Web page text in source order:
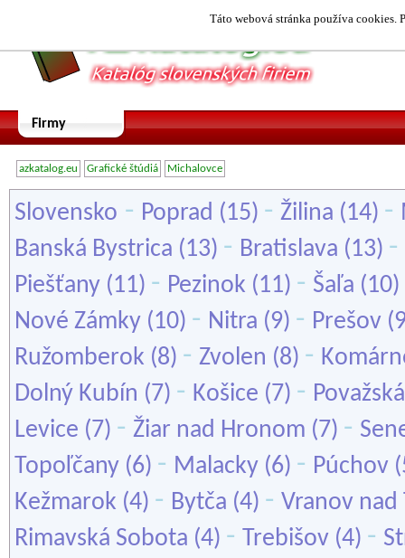
Táto webová stránka používa cookies.
Firmy
azkatalog.eu Grafické štúdiá Michalovce
Slovensko - Poprad (15) - Žilina (14) -
Banská Bystrica (13) - Bratislava (13) -
Piešťany (11) - Pezinok (11) - Šaľa (10)
Nové Zámky (10) - Nitra (9) - Prešov
Ružomberok (8) - Zvolen (8) -
Dolný Kubín (7) - Košice (7) -
Levice (7) - Žiar nad Hronom (7) -
Topoľčany (6) - Malacky (6) - Púchov
Kežmarok (4) - Bytča (4) - Vranov nad
Rimavská Sobota (4) - Trebišov (4) -